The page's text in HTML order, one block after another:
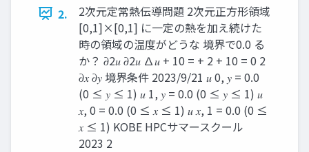
2.
2次元定常熱伝導問題 2次元正方形領域
[0,1]×[0,1] に一定の熱を加え続けた
時の領域の温度がどうな 境界で0.0 る
か？ 𝜕2𝑢 𝜕2𝑢 ∆𝑢 + 10 = + 2 + 10 = 0 2
𝜕𝑥 𝜕𝑦 境界条件 2023/9/21 𝑢 0, 𝑦 = 0.0
(0 ≤ 𝑦 ≤ 1) 𝑢 1, 𝑦 = 0.0 (0 ≤ 𝑦 ≤ 1) 𝑢
𝑥, 0 = 0.0 (0 ≤ 𝑥 ≤ 1) 𝑢 𝑥, 1 = 0.0 (0 ≤
𝑥 ≤ 1) KOBE HPCサマースクール
2023 2